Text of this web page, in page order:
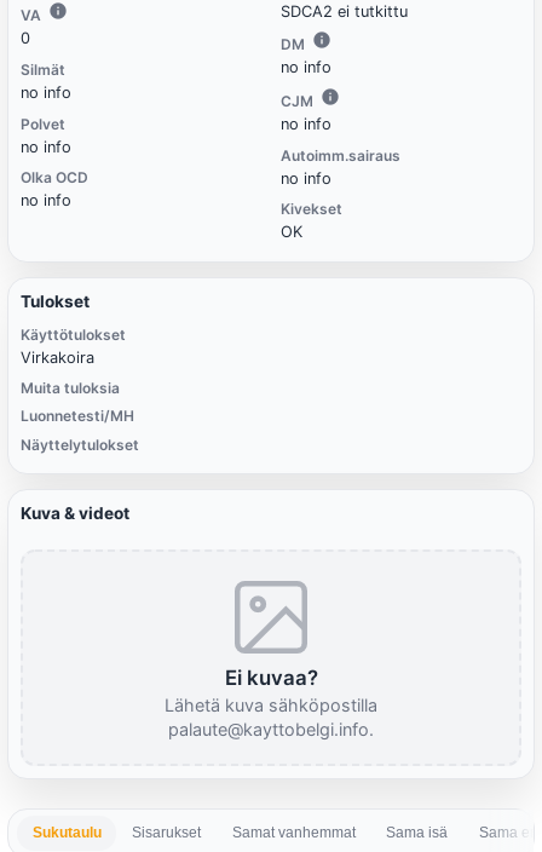
VA
0
Silmät
no info
Polvet
no info
Olka OCD
no info
SDCA2 ei tutkittu
DM
no info
CJM
no info
Autoimm.sairaus
no info
Kivekset
OK
Tulokset
Käyttötulokset
Virkakoira
Muita tuloksia
Luonnetesti/MH
Näyttelytulokset
Kuva & videot
Ei kuvaa?
Lähetä kuva sähköpostilla
palaute@kayttobelgi.info.
Sukutaulu Sisarukset Samat vanhemmat Sama isä Sama